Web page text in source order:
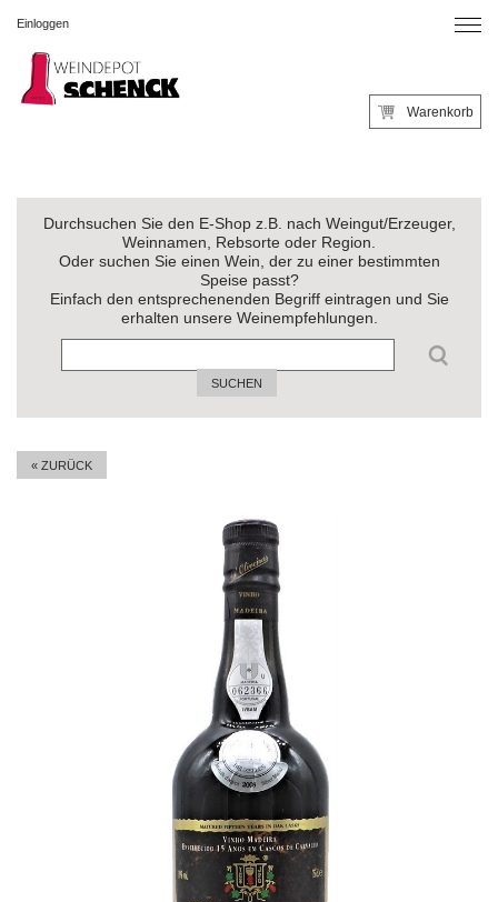
Einloggen
Warenkorb
Durchsuchen Sie den E-Shop z.B. nach Weingut/Erzeuger,
Weinnamen, Rebsorte oder Region.
Oder suchen Sie einen Wein, der zu einer bestimmten
Speise passt?
Einfach den entsprechenenden Begriff eintragen und Sie
erhalten unsere Weinempfehlungen.
SUCHEN
« ZURÜCK